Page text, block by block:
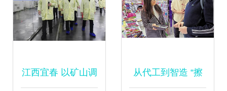
展
江西宜春 以矿山调 从代工到智造 “擦